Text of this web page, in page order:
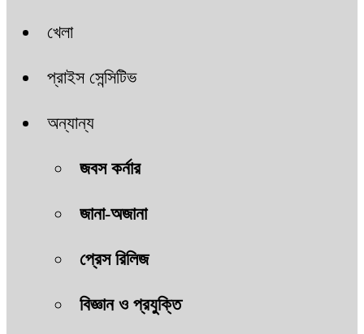
খেলা
প্রাইস সেন্সিটিভ
অন্যান্য
জবস কর্নার
জানা-অজানা
প্রেস রিলিজ
বিজ্ঞান ও প্রযুক্তি